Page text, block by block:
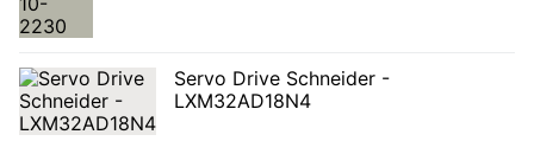
Servo Drive Schneider -
LXM32AD18N4